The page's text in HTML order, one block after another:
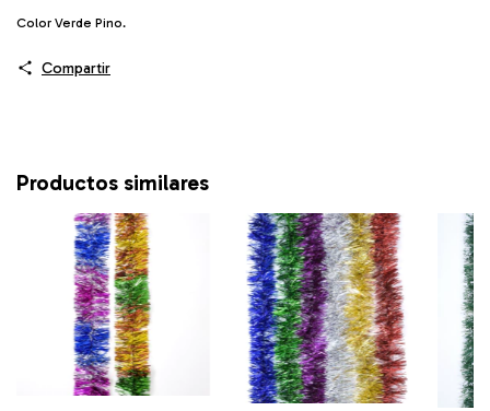
Color Verde Pino.
Compartir
Productos similares